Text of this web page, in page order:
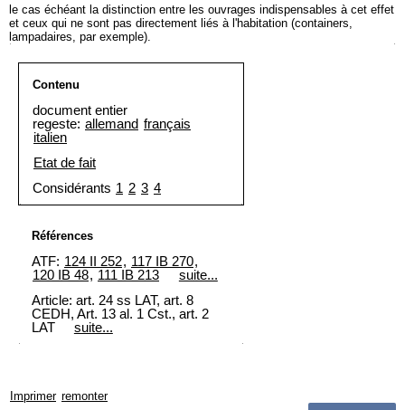
le cas échéant la distinction entre les ouvrages indispensables à cet effet
et ceux qui ne sont pas directement liés à l'habitation (containers,
lampadaires, par exemple).
Contenu
document entier
regeste: allemand français
italien
Etat de fait
Considérants 1 2 3 4
Références
ATF: 124 II 252, 117 IB 270,
120 IB 48, 111 IB 213
suite...
Article: art. 24 ss LAT, art. 8
CEDH, Art. 13 al. 1 Cst., art. 2
LAT
suite...
Imprimer remonter